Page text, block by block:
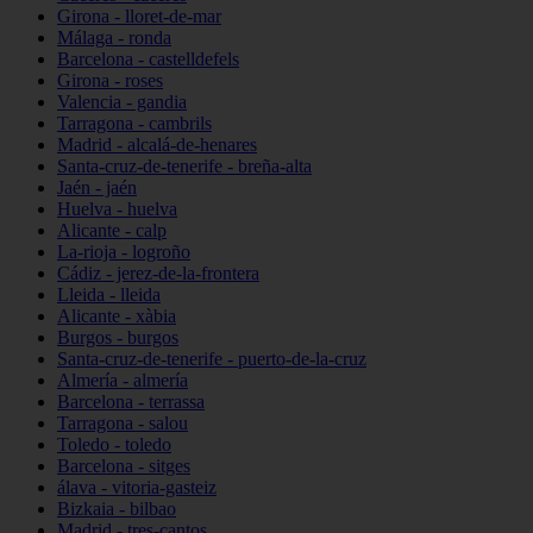
Girona - lloret-de-mar
Málaga - ronda
Barcelona - castelldefels
Girona - roses
Valencia - gandia
Tarragona - cambrils
Madrid - alcalá-de-henares
Santa-cruz-de-tenerife - breña-alta
Jaén - jaén
Huelva - huelva
Alicante - calp
La-rioja - logroño
Cádiz - jerez-de-la-frontera
Lleida - lleida
Alicante - xàbia
Burgos - burgos
Santa-cruz-de-tenerife - puerto-de-la-cruz
Almería - almería
Barcelona - terrassa
Tarragona - salou
Toledo - toledo
Barcelona - sitges
álava - vitoria-gasteiz
Bizkaia - bilbao